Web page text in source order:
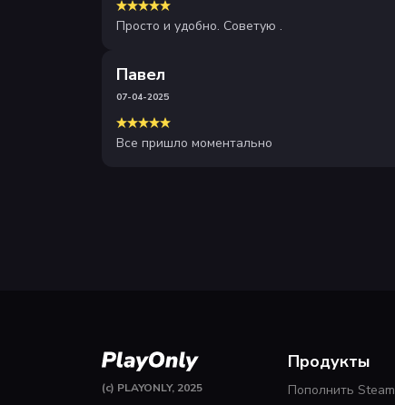
Просто и удобно. Советую .
Павел
07-04-2025
Все пришло моментально
(c) PLAYONLY, 2025
Продукты
Пополнить Steam